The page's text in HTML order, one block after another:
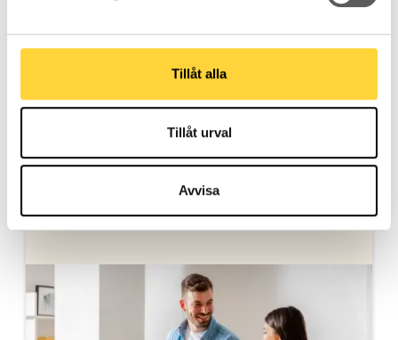
Tillåt alla
Tillåt urval
Avvisa
Andra intressanta ämnen
Bolån när du köper bostad
Vi hjälper dig med bolånet när du köper bostad.